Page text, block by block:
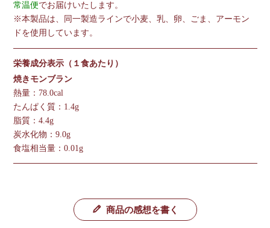
常温便でお届けいたします。
※本製品は、同一製造ラインで小麦、乳、卵、ごま、アーモン
ドを使用しています。
栄養成分表示（１食あたり）
焼きモンブラン
熱量：78.0cal
たんぱく質：1.4g
脂質：4.4g
炭水化物：9.0g
食塩相当量：0.01g